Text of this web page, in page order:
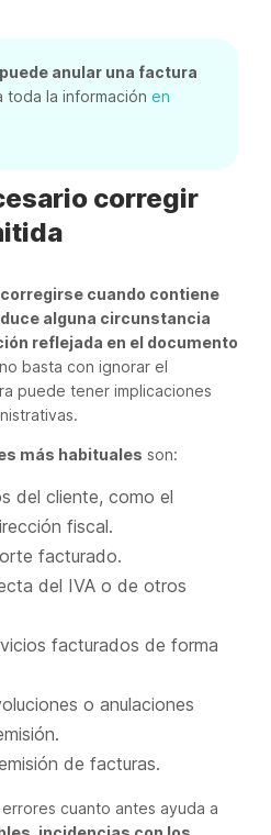
anular una factura
toda la información en
corregir
cuando contiene
alguna circunstancia
reflejada en el documento
basta con ignorar el
puede tener implicaciones
más habituales son:
del cliente, como el
fiscal.
facturado.
del IVA o de otros
facturados de forma
o anulaciones
de facturas.
cuanto antes ayuda a